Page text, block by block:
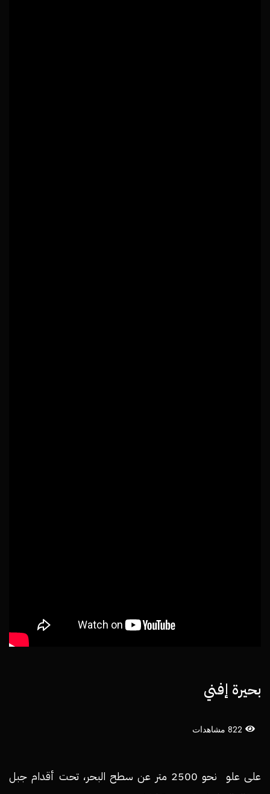
بحيرة إفني
822 مشاهدات
على علو نحو 2500 متر عن سطح البحر، تحت أقدام جبل